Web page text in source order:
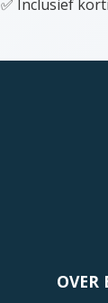
✅ Inclusief
OVER